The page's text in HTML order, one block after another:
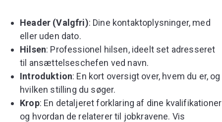
Header (Valgfri): Dine kontaktoplysninger, med
eller uden dato.
Hilsen: Professionel hilsen, ideelt set adresseret
til ansættelseschefen ved navn.
Introduktion: En kort oversigt over, hvem du er, og
hvilken stilling du søger.
Krop: En detaljeret forklaring af dine kvalifikationer
og hvordan de relaterer til jobkravene. Vis